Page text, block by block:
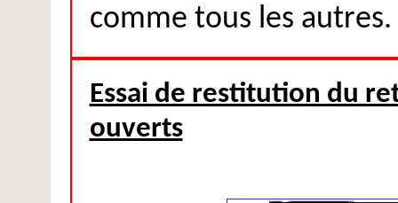
comme tous les autres.
Essai de restitution du
ouverts